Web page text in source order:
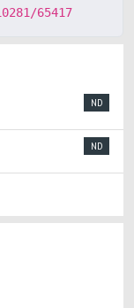
65417
ND
ND